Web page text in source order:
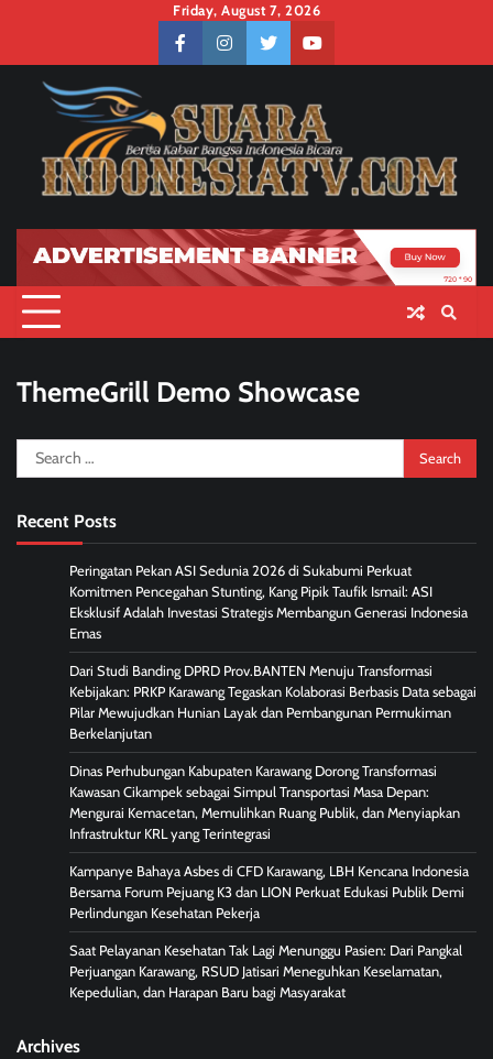
content
Friday, August 7, 2026
facebookinstagramtwitteryoutube
ThemeGrill Demo Showcase
Search
for:
Recent Posts
Peringatan Pekan ASI Sedunia 2026 di Sukabumi Perkuat
Komitmen Pencegahan Stunting, Kang Pipik Taufik Ismail: ASI
Eksklusif Adalah Investasi Strategis Membangun Generasi Indonesia
Emas
Dari Studi Banding DPRD Prov.BANTEN Menuju Transformasi
Kebijakan: PRKP Karawang Tegaskan Kolaborasi Berbasis Data sebagai
Pilar Mewujudkan Hunian Layak dan Pembangunan Permukiman
Berkelanjutan
Dinas Perhubungan Kabupaten Karawang Dorong Transformasi
Kawasan Cikampek sebagai Simpul Transportasi Masa Depan:
Mengurai Kemacetan, Memulihkan Ruang Publik, dan Menyiapkan
Infrastruktur KRL yang Terintegrasi
Kampanye Bahaya Asbes di CFD Karawang, LBH Kencana Indonesia
Bersama Forum Pejuang K3 dan LION Perkuat Edukasi Publik Demi
Perlindungan Kesehatan Pekerja
Saat Pelayanan Kesehatan Tak Lagi Menunggu Pasien: Dari Pangkal
Perjuangan Karawang, RSUD Jatisari Meneguhkan Keselamatan,
Kepedulian, dan Harapan Baru bagi Masyarakat
Archives